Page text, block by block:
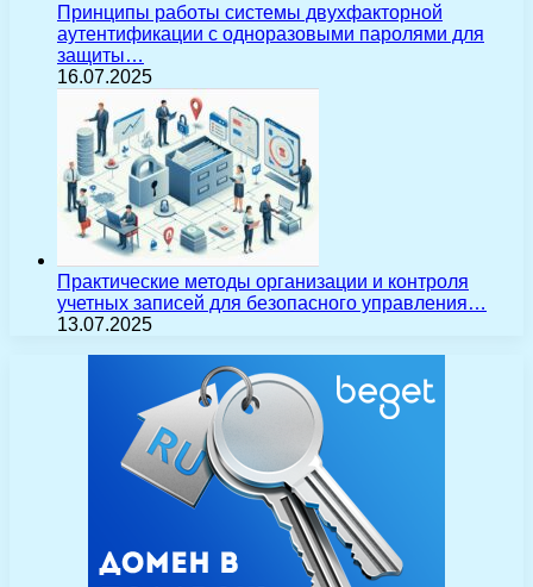
Принципы работы системы двухфакторной
аутентификации с одноразовыми паролями для
защиты…
16.07.2025
Практические методы организации и контроля
учетных записей для безопасного управления…
13.07.2025